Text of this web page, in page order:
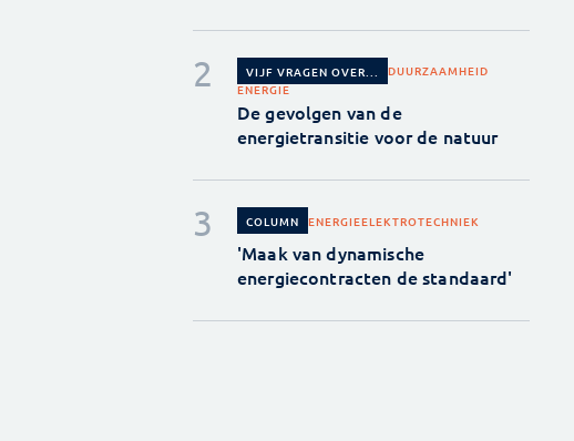
VIJF VRAGEN OVER...
DUURZAAMHEID
ENERGIE
De gevolgen van de
energietransitie voor de natuur
COLUMN ENERGIEELEKTROTECHNIEK
'Maak van dynamische
energiecontracten de standaard'